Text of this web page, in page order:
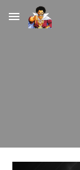
Skip to main